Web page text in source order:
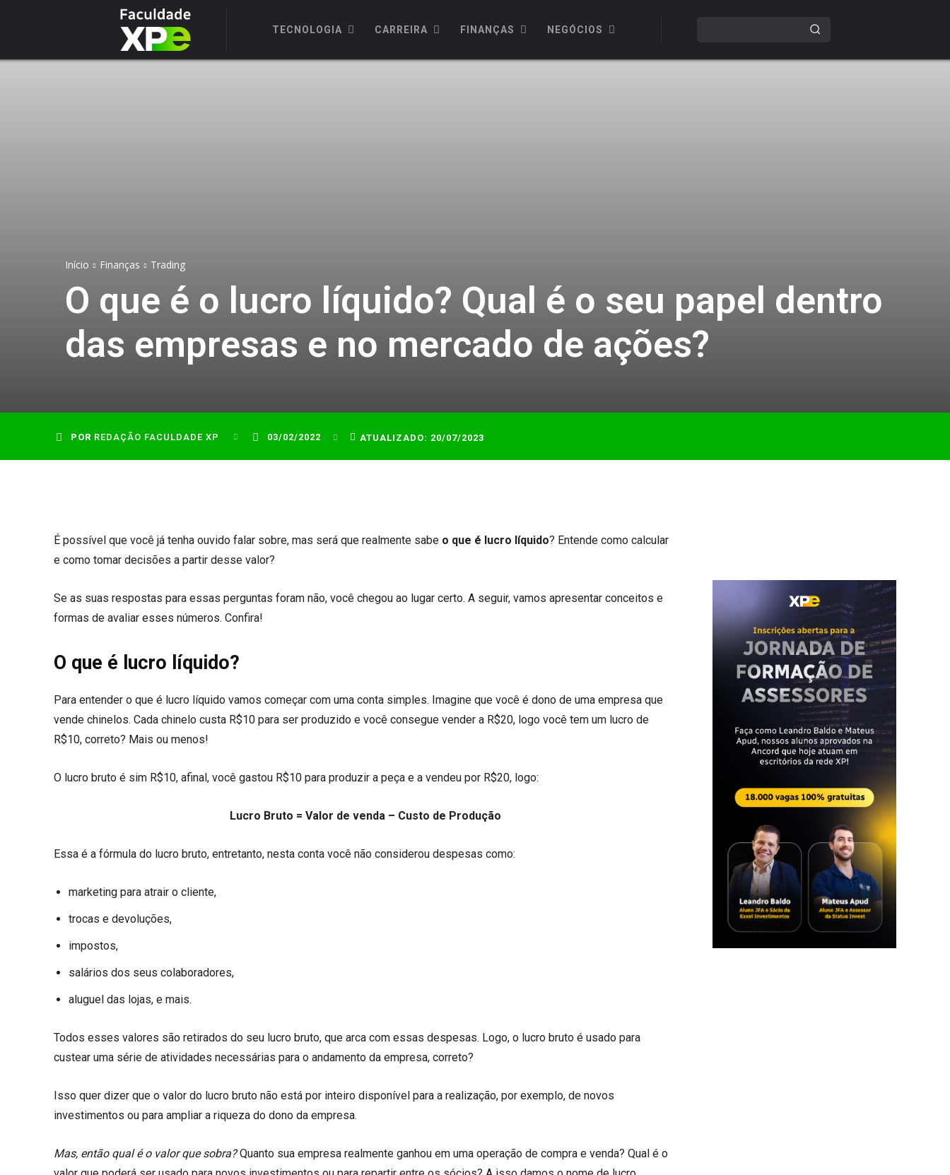
TECNOLOGIA CARREIRA FINANÇAS NEGÓCIOS
Início Finanças Trading
O que é o lucro líquido? Qual é o seu papel dentro
das empresas e no mercado de ações?
POR REDAÇÃO FACULDADE XP 03/02/2022 ATUALIZADO: 20/07/2023
É possível que você já tenha ouvido falar sobre, mas será que realmente sabe o que é lucro líquido? Entende como calcular
e como tomar decisões a partir desse valor?
Se as suas respostas para essas perguntas foram não, você chegou ao lugar certo. A seguir, vamos apresentar conceitos e
formas de avaliar esses números. Confira!
O que é lucro líquido?
Para entender o que é lucro líquido vamos começar com uma conta simples. Imagine que você é dono de uma empresa que
vende chinelos. Cada chinelo custa R$10 para ser produzido e você consegue vender a R$20, logo você tem um lucro de
R$10, correto? Mais ou menos!
O lucro bruto é sim R$10, afinal, você gastou R$10 para produzir a peça e a vendeu por R$20, logo:
Lucro Bruto = Valor de venda – Custo de Produção
Essa é a fórmula do lucro bruto, entretanto, nesta conta você não considerou despesas como:
marketing para atrair o cliente,
trocas e devoluções,
impostos,
salários dos seus colaboradores,
aluguel das lojas, e mais.
Todos esses valores são retirados do seu lucro bruto, que arca com essas despesas. Logo, o lucro bruto é usado para
custear uma série de atividades necessárias para o andamento da empresa, correto?
Isso quer dizer que o valor do lucro bruto não está por inteiro disponível para a realização, por exemplo, de novos
investimentos ou para ampliar a riqueza do dono da empresa.
Mas, então qual é o valor que sobra?Quanto sua empresa realmente ganhou em uma operação de compra e venda? Qual é o